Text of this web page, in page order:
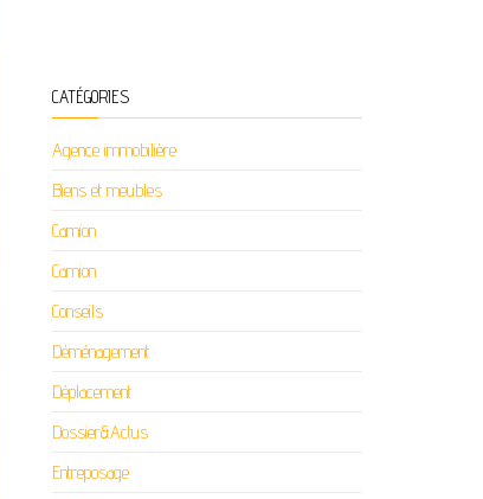
CATÉGORIES
Agence immobilière
Biens et meubles
Camion
Camion
Conseils
Déménagement
Déplacement
Dossier&Actus
Entreposage